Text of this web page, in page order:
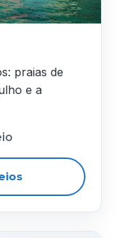
praias de
e a